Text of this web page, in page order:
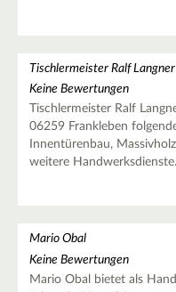
Tischlermeister Ralf Langner
Keine Bewertungen
Tischlermeister Ralf
06259 Frankleben
Innentürenbau,
weitere
Mario Obal
Keine Bewertungen
Mario Obal bietet als